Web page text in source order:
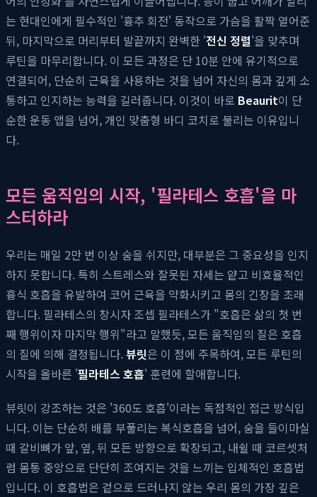
는 현대인에게 필수적인 '흉추 회전' 동작으로 가슴을 활짝 열어준
뒤, 마지막으로 머리부터 발끝까지 완벽한 '전신 정렬'을 맞추며
루틴을 마무리합니다. 이 모든 과정은 단 10분 안에 유기적으로
연결되어, 단순히 근육을 사용하는 것을 넘어 자신의 몸과 깊게 소
통하고 인지하는 능력을 길러줍니다. 이것이 바로 Beaurit이 단
순한 운동 앱을 넘어, 개인 맞춤형 바디 코치로 불리는 이유입니
다.
모든 움직임의 시작, '필라테스 호흡'을 마
스터하라
우리는 매일 2만 번 이상 숨을 쉬지만, 대부분은 그 중요성을 인지
하지 못합니다. 특히 스트레스와 잘못된 자세는 얕고 비효율적인
흉식 호흡을 유발하여 코어 근육을 약화시키고 몸의 긴장을 초래
합니다. 필라테스의 창시자 조셉 필라테스가 "호흡은 삶의 첫 번
째 행위이자 마지막 행위"라고 말했듯, 모든 움직임의 질은 호흡
의 질에 의해 결정됩니다.뷰릿은 이 점에 주목하여, 모든 루틴의
시작을 올바른 '필라테스 호흡' 훈련에 할애합니다.
뷰릿이 강조하는 것은 '360도 호흡'이라는 독점적인 접근 방식입
니다. 이는 단순히 배를 부풀리는 복식호흡을 넘어, 숨을 들이마실
때 갈비뼈가 앞, 옆, 뒤 모든 방향으로 확장되고, 내쉴 때 코르셋처
럼 몸통 중앙으로 단단히 조여지는 것을 느끼는 입체적인 호흡법
입니다. 이 호흡법은 겉으로 드러나지 않는 우리 몸의 가장 깊은